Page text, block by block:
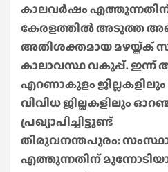
കാലവർഷം എത്തുന്നതിന്
കേരളത്തിൽ അടുത്ത
അതിശക്തമായ മഴയ്ക്ക്
കാലാവസ്ഥ വകുപ്പ്. ഇന്ന്
എറണാകുളം
വിവിധ ജില്ലകളിലും
പ്രഖ്യാപിച്ചിട്ടുണ്ട്
തിരുവനന്തപുരം:
എത്തുന്നതിന്